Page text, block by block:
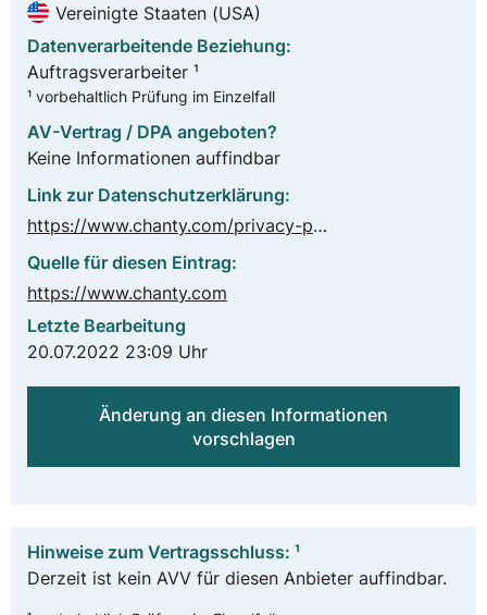
Vereinigte Staaten (USA)
Datenverarbeitende Beziehung:
Auftragsverarbeiter ¹
¹ vorbehaltlich Prüfung im Einzelfall
AV-Vertrag / DPA angeboten?
Keine Informationen auffindbar
Link zur Datenschutzerklärung:
https://www.chanty.com/privacy-policy/
Quelle für diesen Eintrag:
https://www.chanty.com
Letzte Bearbeitung
20.07.2022 23:09 Uhr
Änderung an diesen Informationen
vorschlagen
Hinweise zum Vertragsschluss: ¹
Derzeit ist kein AVV für diesen Anbieter auffindbar.